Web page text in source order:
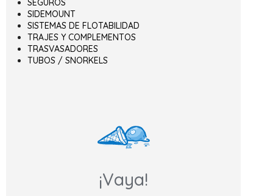
SEGUROS
SIDEMOUNT
SISTEMAS DE FLOTABILIDAD
TRAJES Y COMPLEMENTOS
TRASVASADORES
TUBOS / SNORKELS
¡Vaya!